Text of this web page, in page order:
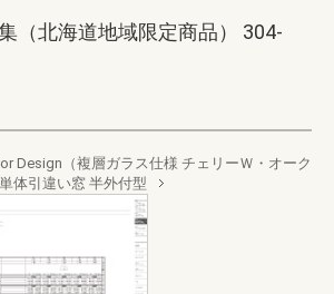
（北海道地域限定商品） 304-
Design（複層ガラス仕様 チェリーＷ・オーク
体引違い窓 半外付型